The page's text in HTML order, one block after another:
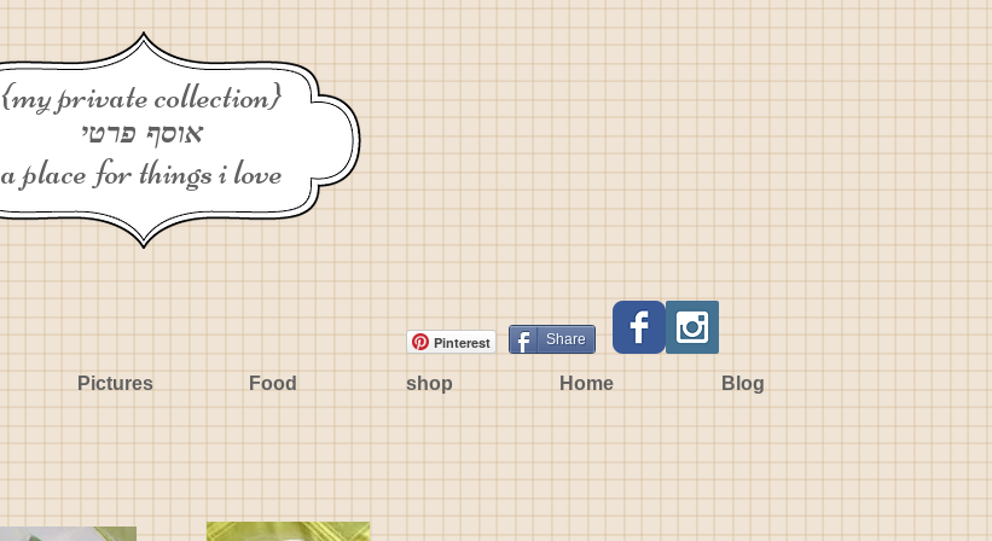
Pictures Food shop Home Blog
{my private collection}
אוסף פרטי
a place for things i love
Pinterest Share